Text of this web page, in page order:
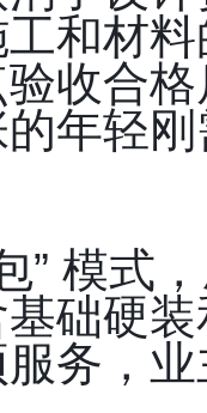
和材
收合
年轻
” 模式
础硬
务，